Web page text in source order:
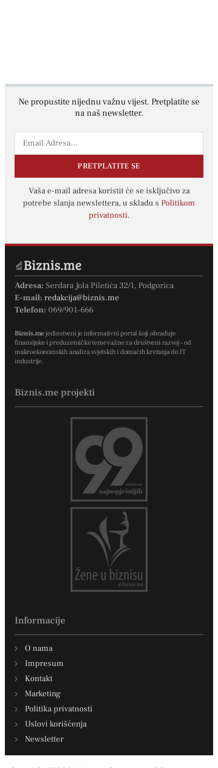
Ne propustite nijednu važnu vijest. Pretplatite se
na naš newsletter.
PRETPLATITE SE
Vaša e-mail adresa koristit će se isključivo za
potrebe slanja newslettera, u skladu s Politikom
privatnosti.
Adresa: Serdara Jola Piletića 32/1, Podgorica
E-mail: redakcija@biznis.me
Telefon: 069/901-666
Biznis.mejedinstveni je informativni portal koji obrađuje
finansijske i preduzetničke teme važne za društveni razvoj – od
makroekonomskih analiza svjetskih i domaćih kretanja do IT
industrije.
Biznis.me projekti
Informacije
O nama
Impresum
Kontakt
Marketing
Politika privatnosti
Uslovi korišćenja
Newsletter